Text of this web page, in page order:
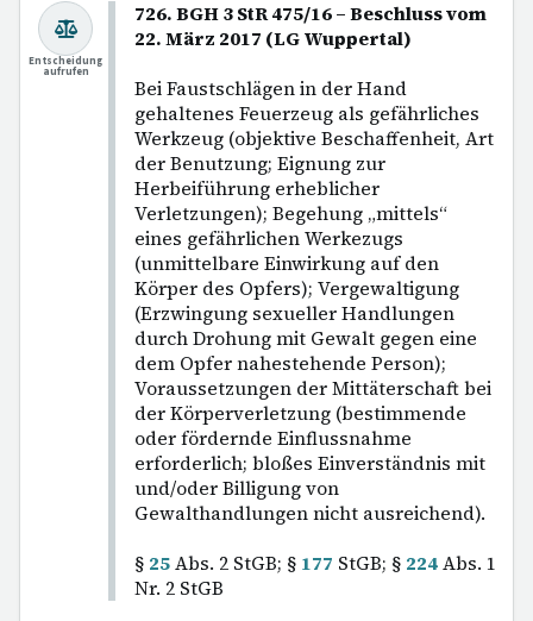
726. BGH 3 StR 475/16 – Beschluss vom
22. März 2017 (LG Wuppertal)
Bei Faustschlägen in der Hand
gehaltenes Feuerzeug als gefährliches
Werkzeug (objektive Beschaffenheit, Art
der Benutzung; Eignung zur
Herbeiführung erheblicher
Verletzungen); Begehung „mittels“
eines gefährlichen Werkezugs
(unmittelbare Einwirkung auf den
Körper des Opfers); Vergewaltigung
(Erzwingung sexueller Handlungen
durch Drohung mit Gewalt gegen eine
dem Opfer nahestehende Person);
Voraussetzungen der Mittäterschaft bei
der Körperverletzung (bestimmende
oder fördernde Einflussnahme
erforderlich; bloßes Einverständnis mit
und/oder Billigung von
Gewalthandlungen nicht ausreichend).
§ 25Abs. 2 StGB; § 177 StGB; § 224Abs. 1
Nr. 2 StGB
Entscheidung
aufrufen